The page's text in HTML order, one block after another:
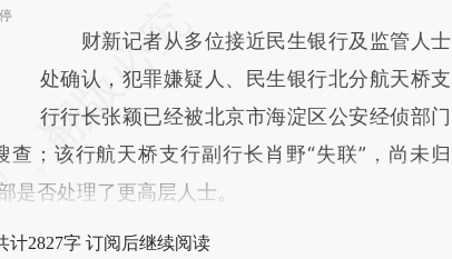
财新记者从多位接近民生银行及监管人士
处确认，犯罪嫌疑人、民生银行北分航天桥支
行行长张颖已经被北京市海淀区公安经侦部门
；该行航天桥支行副行长肖野“失联”，尚未归
是否处理了更高层人士。
计2827字 订阅后继续阅读